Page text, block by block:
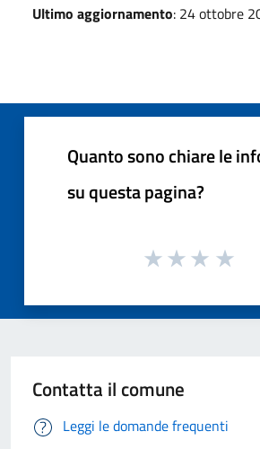
Ultimo aggiornamento: 24 ottobre
Quanto sono chiare le
su questa pagina?
Contatta il comune
Leggi le domande frequenti